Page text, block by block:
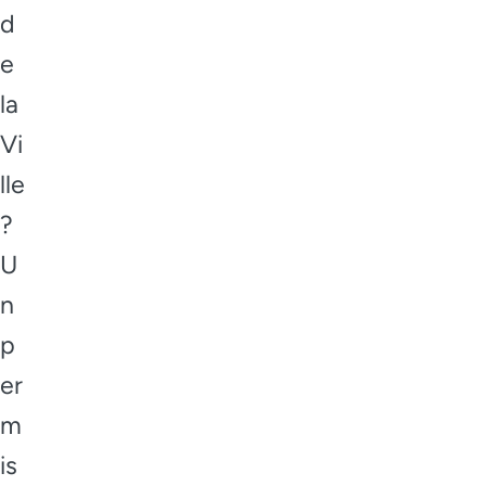
d
e
la
Vi
lle
?
U
n
p
er
m
is